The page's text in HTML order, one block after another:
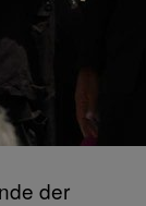
der